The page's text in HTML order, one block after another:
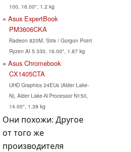
100, 16.00", 1.2 kg
Asus ExpertBook
PM3606CKA
Radeon 820M, Strix / Gorgon Point
Ryzen AI 5 330, 16.00", 1.87 kg
Asus Chromebook
CX1405CTA
UHD Graphics 24EUs (Alder Lake-
N), Alder Lake-N Processor N150,
14.00", 1.39 kg
Они похожи: Другое
от того же
производителя